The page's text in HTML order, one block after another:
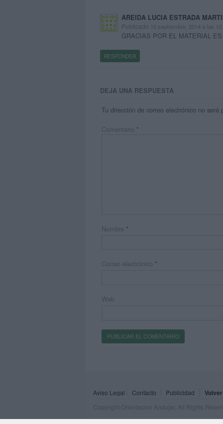
AREIDA LUCIA ESTRADA
Publicado 15 septiembre, 2014 a las
GRACIAS POR EL MATERIAL
RESPONDER
DEJA UNA RESPUESTA
Tu dirección de correo electrónico no será
Comentario *
Nombre *
Correo electrónico *
Web
Aviso Legal Contacto Publicidad